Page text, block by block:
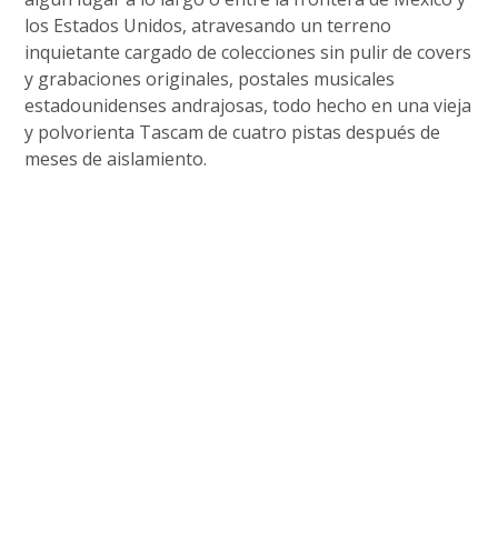
los Estados Unidos, atravesando un terreno
inquietante cargado de colecciones sin pulir de covers
y grabaciones originales, postales musicales
estadounidenses andrajosas, todo hecho en una vieja
y polvorienta Tascam de cuatro pistas después de
meses de aislamiento.